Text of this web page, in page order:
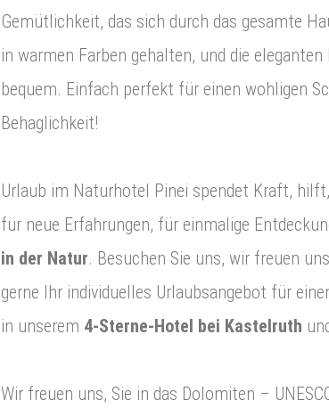
Gemütlichkeit, das sich durch das gesamte
in warmen Farben gehalten, und die
bequem. Einfach perfekt für einen wohligen
Behaglichkeit!
Urlaub im Naturhotel Pinei spendet Kraft,
für neue Erfahrungen, für einmalige
in der Natur. Besuchen Sie uns, wir freuen
gerne Ihr individuelles Urlaubsangebot für
in unserem 4-Sterne-Hotel bei Kastelruth
Wir freuen uns, Sie in das Dolomiten –